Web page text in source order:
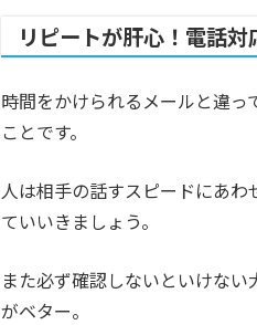
リピートが肝心！電話対
時間をかけられるメールと違
ことです。
人は相手の話すスピードにあ
ていいきましょう。
また必ず確認しないといけな
がベター。